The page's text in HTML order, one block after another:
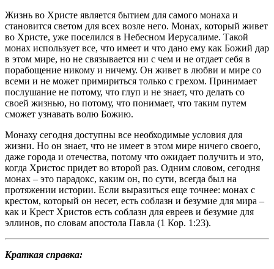
Жизнь во Христе является бытием для самого монаха и
становится светом для всех возле него. Монах, который живет
во Христе, уже поселился в Небесном Иерусалиме. Такой
монах использует все, что имеет и что дано ему как Божий дар
в этом мире, но не связывается ни с чем и не отдает себя в
порабощение никому и ничему. Он живет в любви и мире со
всеми и не может примириться только с грехом. Принимает
послушание не потому, что глуп и не знает, что делать со
своей жизнью, но потому, что понимает, что таким путем
сможет узнавать волю Божию.
Монаху сегодня доступны все необходимые условия для
жизни. Но он знает, что не имеет в этом мире ничего своего,
даже города и отечества, потому что ожидает получить и это,
когда Христос придет во второй раз. Одним словом, сегодня
монах – это парадокс, каким он, по сути, всегда был на
протяжении истории. Если выразиться еще точнее: монах с
крестом, который он несет, есть соблазн и безумие для мира –
как и Крест Христов есть соблазн для евреев и безумие для
эллинов, по словам апостола Павла (1 Кор. 1:23).
Краткая справка: